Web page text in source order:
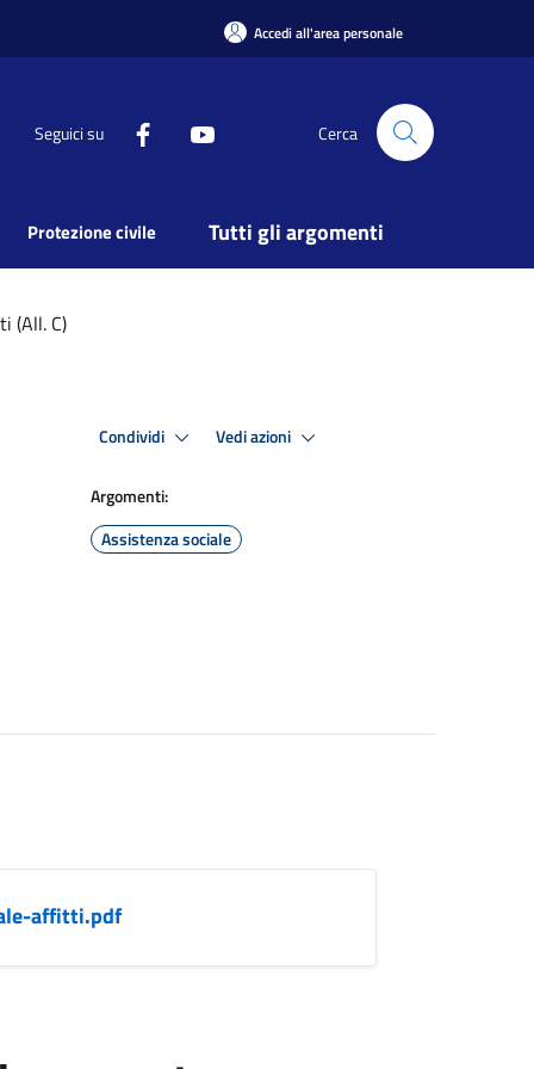
Accedi all'area personale
Seguici su Cerca
Protezione civile Tutti gli argomenti
(All. C)
Condividi Vedi azioni
Argomenti:
Assistenza sociale
affitti.pdf